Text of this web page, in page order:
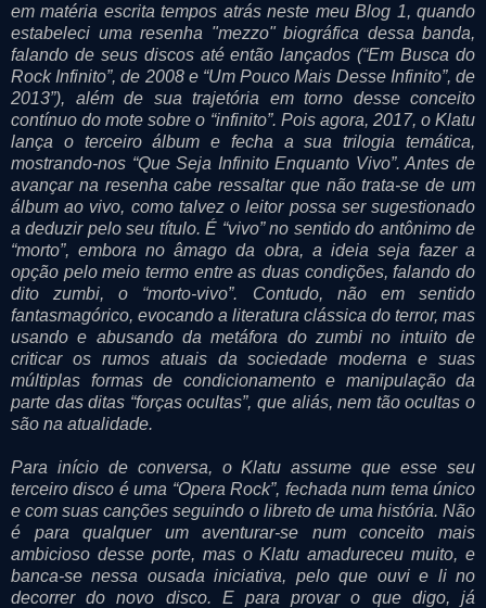
em matéria escrita tempos atrás neste meu Blog 1, quando
estabeleci uma resenha "mezzo" biográfica dessa banda,
falando de seus discos até então lançados (“Em Busca do
Rock Infinito”, de 2008 e “Um Pouco Mais Desse Infinito”, de
2013”), além de sua trajetória em torno desse conceito
contínuo do mote sobre o “infinito”. Pois agora, 2017, o Klatu
lança o terceiro álbum e fecha a sua trilogia temática,
mostrando-nos “Que Seja Infinito Enquanto Vivo”. Antes de
avançar na resenha cabe ressaltar que não trata-se de um
álbum ao vivo, como talvez o leitor possa ser sugestionado
a deduzir pelo seu título. É “vivo” no sentido do antônimo de
“morto”, embora no âmago da obra, a ideia seja fazer a
opção pelo meio termo entre as duas condições, falando do
dito zumbi, o “morto-vivo”. Contudo, não em sentido
fantasmagórico, evocando a literatura clássica do terror, mas
usando e abusando da metáfora do zumbi no intuito de
criticar os rumos atuais da sociedade moderna e suas
múltiplas formas de condicionamento e manipulação da
parte das ditas “forças ocultas”, que aliás, nem tão ocultas o
são na atualidade.
Para início de conversa, o Klatu assume que esse seu
terceiro disco é uma “Opera Rock”, fechada num tema único
e com suas canções seguindo o libreto de uma história. Não
é para qualquer um aventurar-se num conceito mais
ambicioso desse porte, mas o Klatu amadureceu muito, e
banca-se nessa ousada iniciativa, pelo que ouvi e li no
decorrer do novo disco. E para provar o que digo, já